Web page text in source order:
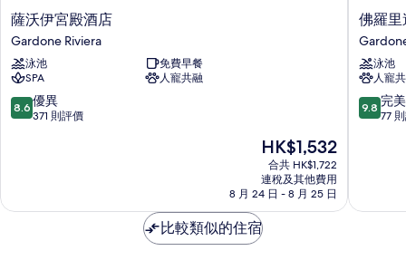
薩
沃
伊
宮
殿
酒
店
薩沃伊宮殿酒店
Gardone Riviera
泳池
免費早餐
SPA
人寵共融
8.6
分
優
8.6 優異
371 則評價
現
售
HK$1,532
HK$1,532
合共 HK$1,722
連稅及其他費用
8 月 24 日 - 8 月 25 日
佛
羅
里
達
別
墅
酒
佛羅里
泳池
人寵
9.8
分
完
9.8 完美
77
比較類似的住宿